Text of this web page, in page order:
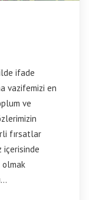
ifade
vazifemizi en
ve
fırsatlar
içerisinde
olmak